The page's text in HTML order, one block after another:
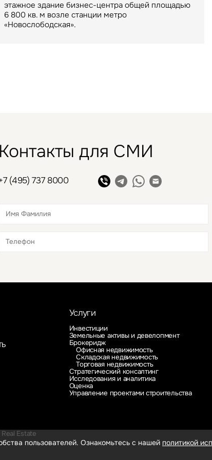
этажное здание бизнес-центра общей площадью
6 800 кв. м возле станции метро
«Новослободская».
арендатором склада в индустриальном парке
«РУСИЧ Холмогоры» на северо-востоке Москвы
м. был построен девелопером Capital Partners
в 2009 году
Контакты для СМИ
(495) 737 8000
Услуги
Инвестиции
Земельные активы и девелопмент
Брокеридж
Офисная недвижимость
Складская недвижимость
Торговая недвижимость
Стратегический консалтинг
Исследования и аналитика
Оценка
Управление проектами строительства
Estate
пользователей. Ознакомьтесь с нашей политикой